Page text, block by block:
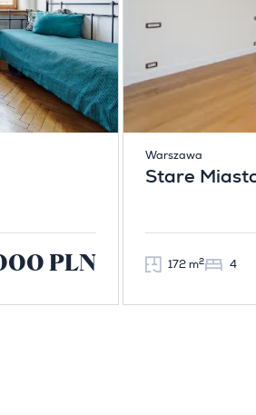
PLN
Warszawa
Stare
172 m2 4